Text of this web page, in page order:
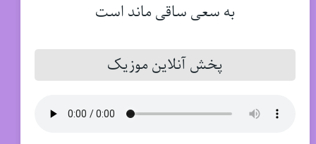
پخش آنلاین موزیک